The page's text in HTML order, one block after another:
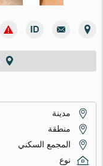
مدينة
منطقة
المجمع السكني
نوع